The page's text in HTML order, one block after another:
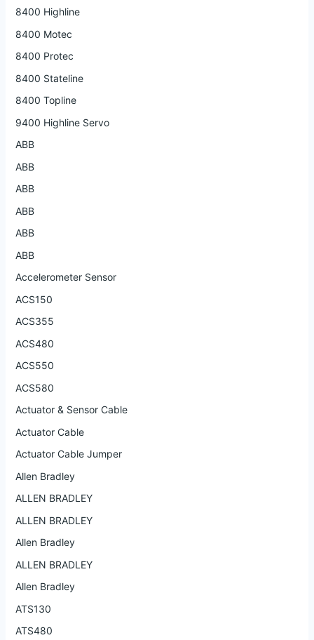
8400 Highline
8400 Motec
8400 Protec
8400 Stateline
8400 Topline
9400 Highline Servo
ABB
ABB
ABB
ABB
ABB
ABB
Accelerometer Sensor
ACS150
ACS355
ACS480
ACS550
ACS580
Actuator & Sensor Cable
Actuator Cable
Actuator Cable Jumper
Allen Bradley
ALLEN BRADLEY
ALLEN BRADLEY
Allen Bradley
ALLEN BRADLEY
Allen Bradley
ATS130
ATS480